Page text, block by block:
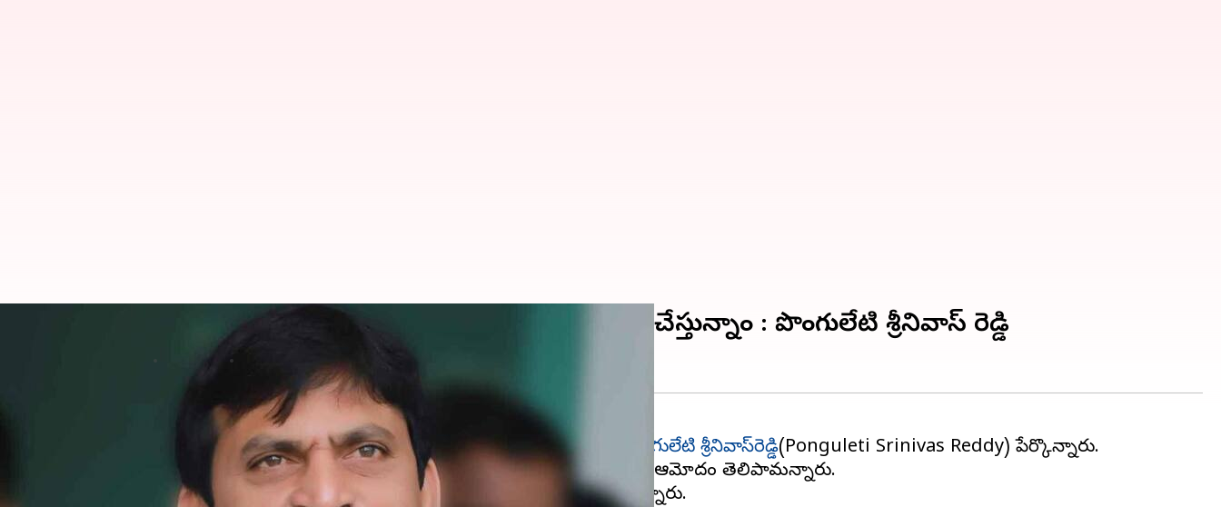
Ponguleti Srinivas Reddy: 16 గంటల పాటు చిత్త శుద్ధితో పనిచేస్తున్నాం : పొంగులేటి శ్రీనివాస్ రెడ్డి
Jan 02, 2024
కాంగ్రెస్ ప్రభుత్వం అధికారంలోకి రాగానే 16 గంటల పాటు చిత్తశుద్ధితో పని చేస్తోందని మంత్రి పొంగులేటి శ్రీనివాస్‌రెడ్డి(Ponguleti Srinivas Reddy) పేర్కొన్నారు.
మాటలు కాదు చేతల్లో చూపించాలనే ఉద్ధేశంతో తొలి మంత్రి వర్గ సమావేశంలో ఆరు హామీలకు ఆమోదం తెలిపామన్నారు.
ఆర్టీసీ బస్సుల్లో మహిళలకు ఉచిత ప్రయాణం, రాజీవ్ ఆరోగ్య శ్రీని రూ.10 లక్షలకు పెంచామన్నారు.